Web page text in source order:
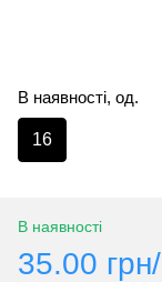
В наявності, од.
16
В наявності
35.00